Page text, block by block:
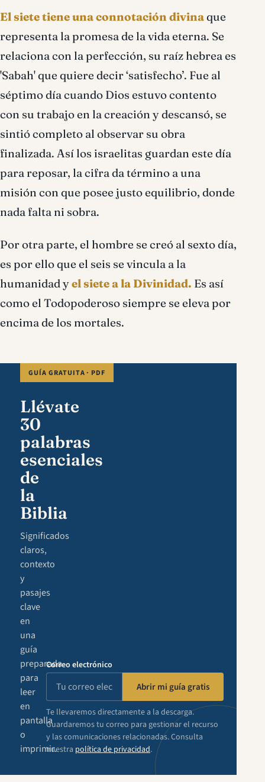
El siete tiene una connotación divinaque
representa la promesa de la vida eterna. Se
relaciona con la perfección, su raíz hebrea es
'Sabah' que quiere decir ‘satisfecho’. Fue al
séptimo día cuando Dios estuvo contento
con su trabajo en la creación y descansó, se
sintió completo al observar su obra
finalizada. Así los israelitas guardan este día
para reposar, la cifra da término a una
misión con que posee justo equilibrio, donde
nada falta ni sobra.
Por otra parte, el hombre se creó al sexto día,
es por ello que el seis se vincula a la
humanidad yel siete a la Divinidad. Es así
como el Todopoderoso siempre se eleva por
encima de los mortales.
GUÍA GRATUITA · PDF
Llévate
30
palabras
esenciales
de
la
Biblia
Significados
claros,
contexto
y
pasajes
clave
en
una
guía
preparada
para
leer
en
pantalla
o
imprimir.
Correo electrónico
Abrir mi guía gratis
Te llevaremos directamente a la descarga.
Guardaremos tu correo para gestionar el recurso
y las comunicaciones relacionadas. Consulta
nuestra política de privacidad.